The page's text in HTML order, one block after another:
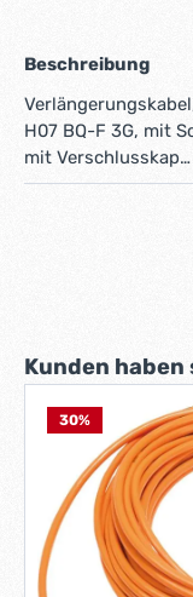
Beschreibung
H07 BQ-F 3G, mit
mit Verschlusskap…
Produktgalerie
Kunden
30%